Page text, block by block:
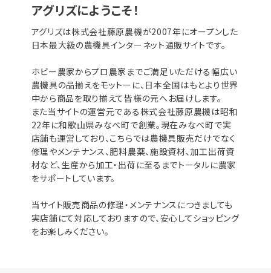
アグリズにようこそ！
アグリズは株式会社藤原農機が2007年にオープンした
日本最大級の農機具インターネット通販サイトです。
ホビー農家からプロ農家までご満足いただける幅広い
農機具の品揃えをモットーに、日本全国はもとより世界
中から商品を取り揃えて皆様の元へお届けします。
また当サイトの運営元である株式会社藤原農機は昭和
22年に和歌山県みなべ町で創業。現在みなべ町で実
店舗も運営しており、こちらでは農機具販売だけでなく
修理やメンテナンス、肥料農薬、施設資材、加工出荷資
材など、生産から加工・出荷に至るまでトータルに農家
をサポートしています。
当サイト販売商品の修理・メンテナンスにつきましても
実店舗にて対応しておりますので、安心してショッピング
をお楽しみください。